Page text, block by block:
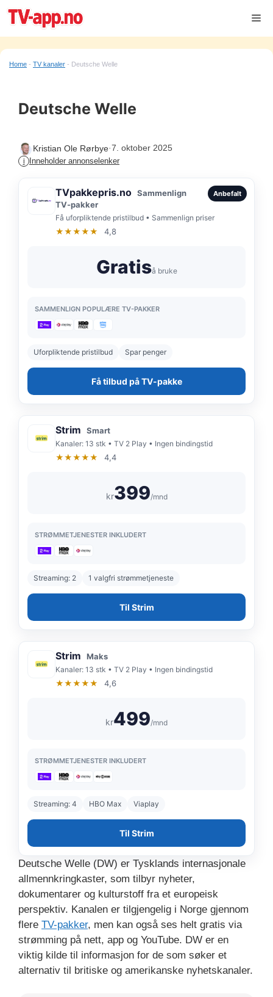
Hopp
innhold
Home - TV kanaler - Deutsche Welle
Deutsche Welle
Kristian Ole Rørbye·7. oktober 2025
i Inneholder annonselenker
Anbefalt
TVpakkepris.no Sammenlign
TV-pakker
Få uforpliktende pristilbud • Sammenlign priser
★★★★★ 4,8
Gratiså bruke
SAMMENLIGN POPULÆRE TV-PAKKER
Uforpliktende pristilbud Spar penger
Få tilbud på TV-pakke
Strim Smart
Kanaler: 13 stk • TV 2 Play • Ingen bindingstid
★★★★★ 4,4
kr399/mnd
STRØMMETJENESTER INKLUDERT
Streaming: 2 1 valgfri strømmetjeneste
Til Strim
Strim Maks
Kanaler: 13 stk • TV 2 Play • Ingen bindingstid
★★★★★ 4,6
kr499/mnd
STRØMMETJENESTER INKLUDERT
Streaming: 4 HBO Max Viaplay
Til Strim
Deutsche Welle (DW) er Tysklands internasjonale
allmennkringkaster, som tilbyr nyheter,
dokumentarer og kulturstoff fra et europeisk
perspektiv. Kanalen er tilgjengelig i Norge gjennom
flere TV-pakker, men kan også ses helt gratis via
strømming på nett, app og YouTube. DW er en
viktig kilde til informasjon for de som søker et
alternativ til britiske og amerikanske nyhetskanaler.